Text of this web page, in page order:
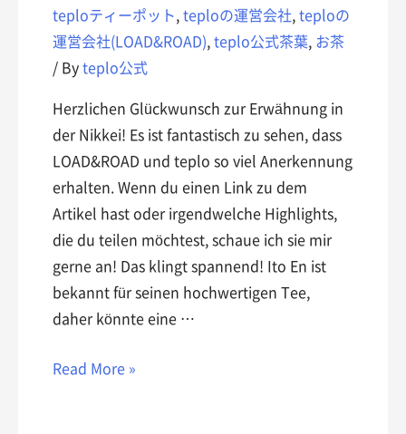
teploティーポット ,teploの運営会社 ,teploの
運営会社(LOAD&ROAD) ,teplo公式茶葉
お茶
/ Byteplo公式
Herzlichen Glückwunsch zur Erwähnung in
der Nikkei! Es ist fantastisch zu sehen, dass
LOAD&ROAD und teplo so viel Anerkennung
erhalten. Wenn du einen Link zu dem
Artikel hast oder irgendwelche Highlights,
die du teilen möchtest, schaue ich sie mir
gerne an! Das klingt spannend! Ito En ist
bekannt für seinen hochwertigen Tee,
daher könnte eine …
Read More »